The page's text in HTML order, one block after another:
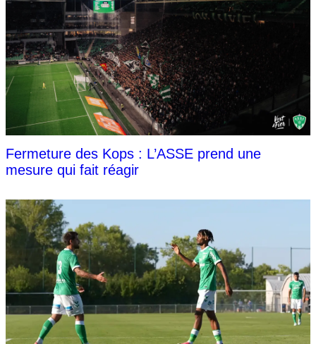
Fermeture des Kops : L’ASSE prend une
mesure qui fait réagir